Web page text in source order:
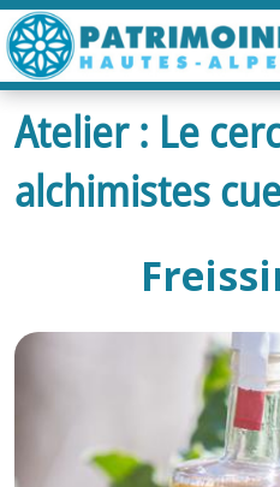
ACCUEIL
CARTE
RANDONNÉES
ORGANISER SON SÉJOUR
RECHERCHER
Atelier : Le
alchimistes